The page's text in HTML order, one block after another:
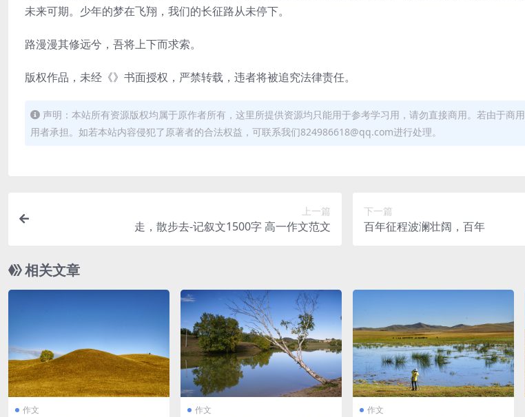
未来可期。少年的梦在飞翔，我们的长征路从未停下。
路漫漫其修远兮，吾将上下而求索。
版权作品，未经《》书面授权，严禁转载，违者将被追究法律责任。
声明：本站所有资源版权均属于原作者所有，这里所提供资源均只能用于参考学习用，请勿直接商用。若由于商
用者承担。如若本站内容侵犯了原著者的合法权益，可联系我们824986618@qq.com进行处理。
上一篇
走，散步去-记叙文1500字 高一作文范文
下一篇
百年征程波澜壮阔，百年
相关文章
作文 作文 作文